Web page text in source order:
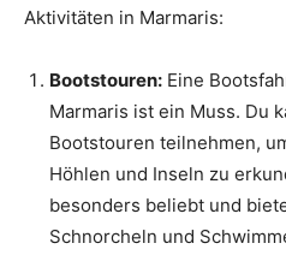
Aktivitäten in Marmaris:
Bootstouren: Eine
Marmaris ist ein Muss. Du
Bootstouren teilnehmen,
Höhlen und Inseln zu
besonders beliebt und
Schnorcheln und